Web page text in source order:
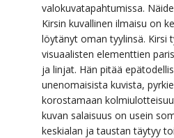
valokuvatapahtumissa.
Kirsin kuvallinen ilmaisu on
löytänyt oman tyylinsä. Kirsi
visuaalisten elementtien
ja linjat. Hän pitää
unenomaisista kuvista,
korostamaan
kuvan salaisuus on usein
keskialan ja taustan täytyy